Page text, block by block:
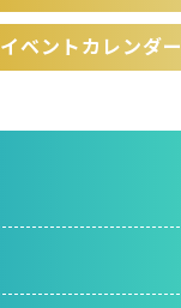
イベントカレンダー